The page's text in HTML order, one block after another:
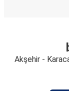
Akşehir -